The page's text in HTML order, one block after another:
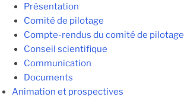
Présentation
Comité de pilotage
Compte-rendus du comité de pilotage
Conseil scientifique
Communication
Documents
Animation et prospectives